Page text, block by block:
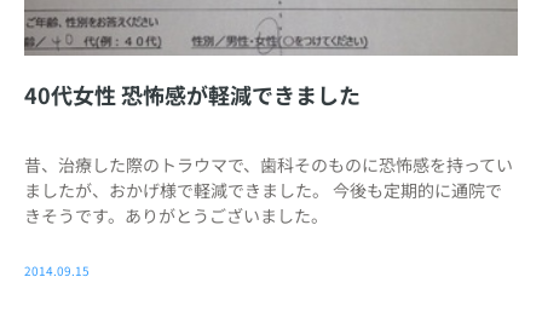
40代女性 恐怖感が軽減できました
昔、治療した際のトラウマで、歯科そのものに恐怖感を持ってい
ましたが、おかげ様で軽減できました。 今後も定期的に通院で
きそうです。ありがとうございました。
2014.09.15